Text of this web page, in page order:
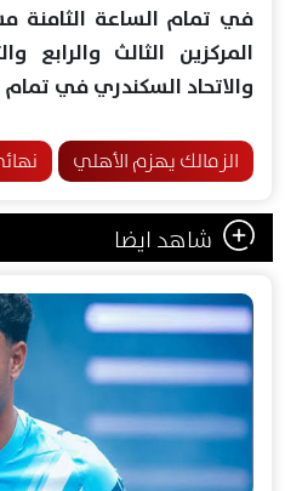
في تمام الساعة الثامنة
المركزين الثالث
والاتحاد السكندري في
الزمالك يهزم الأهلي
شاهد ايضا